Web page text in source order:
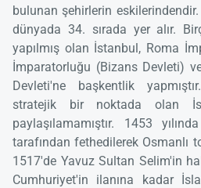
bulunan şehirlerin
dünyada 34. sırada yer alır.
yapılmış olan İstanbul, Roma
İmparatorluğu (Bizans Devleti)
Devleti'ne başkentlik
stratejik bir noktada olan
paylaşılamamıştır. 1453
tarafından fethedilerek Osmanlı
1517'de Yavuz Sultan Selim'in
Cumhuriyet'in ilanına kadar